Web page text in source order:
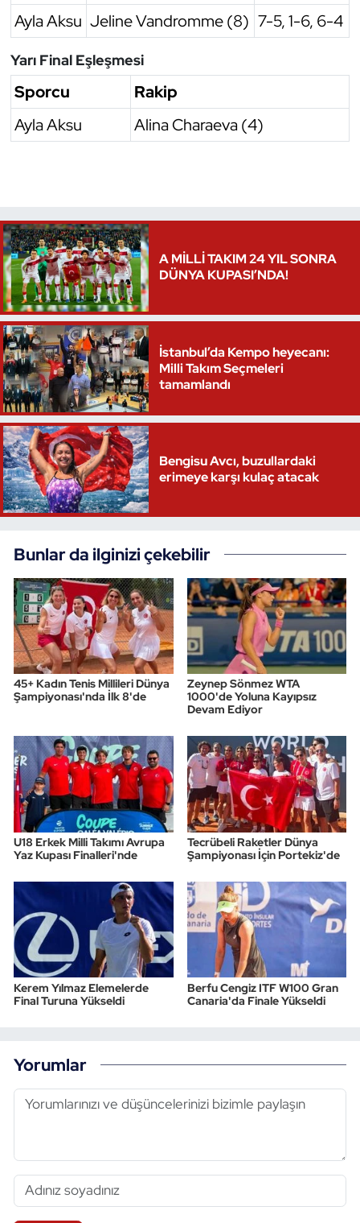
Ayla Aksu Jeline Vandromme (8) 7-5, 1-6, 6-4
Yarı Final Eşleşmesi
Sporcu
Rakip
Ayla Aksu
Alina Charaeva (4)
A MİLLİ TAKIM 24 YIL SONRA
DÜNYA KUPASI’NDA!
İstanbul’da Kempo heyecanı:
Milli Takım Seçmeleri
tamamlandı
Bengisu Avcı, buzullardaki
erimeye karşı kulaç atacak
Bunlar da ilginizi çekebilir
45+ Kadın Tenis Millileri Dünya
Şampiyonası'nda İlk 8'de
Zeynep Sönmez WTA
1000'de Yoluna Kayıpsız
Devam Ediyor
U18 Erkek Milli Takımı Avrupa
Yaz Kupası Finalleri'nde
Tecrübeli Raketler Dünya
Şampiyonası İçin Portekiz'de
Kerem Yılmaz Elemelerde
Final Turuna Yükseldi
Berfu Cengiz ITF W100 Gran
Canaria'da Finale Yükseldi
Yorumlar